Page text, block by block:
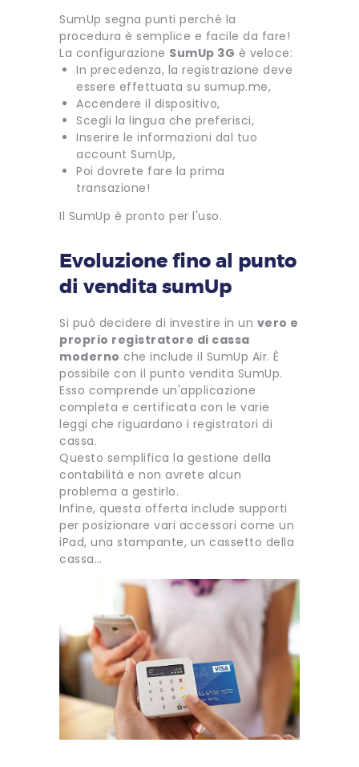
SumUp segna punti perché la
procedura è semplice e facile da fare!
La configurazione SumUp 3G è veloce:
In precedenza, la registrazione deve
essere effettuata su sumup.me,
Accendere il dispositivo,
Scegli la lingua che preferisci,
Inserire le informazioni dal tuo
account SumUp,
Poi dovrete fare la prima
transazione!
Il SumUp è pronto per l'uso.
Evoluzione fino al punto
di vendita sumUp
Si può decidere di investire in un vero e
proprio registratore di cassa
moderno che include il SumUp Air. È
possibile con il punto vendita SumUp.
Esso comprende un'applicazione
completa e certificata con le varie
leggi che riguardano i registratori di
cassa.
Questo semplifica la gestione della
contabilità e non avrete alcun
problema a gestirlo.
Infine, questa offerta include supporti
per posizionare vari accessori come un
iPad, una stampante, un cassetto della
cassa…